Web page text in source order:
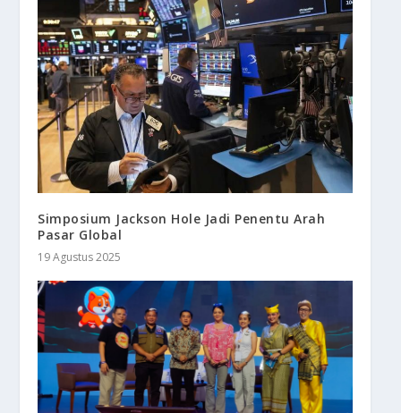
Simposium Jackson Hole Jadi Penentu Arah
Pasar Global
19 Agustus 2025